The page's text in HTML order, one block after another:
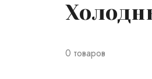
0 товаров